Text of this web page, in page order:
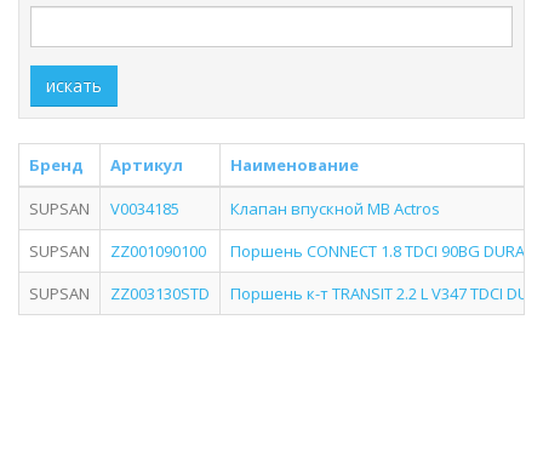
искать
Бренд Артикул
Наименование
SUPSAN
V0034185
Клапан впускной MB Actros
SUPSAN
ZZ001090100
Поршень CONNECT 1.8 TDCI 90BG
SUPSAN
ZZ003130STD Поршень к-т TRANSIT 2.2 L V347 TDCI